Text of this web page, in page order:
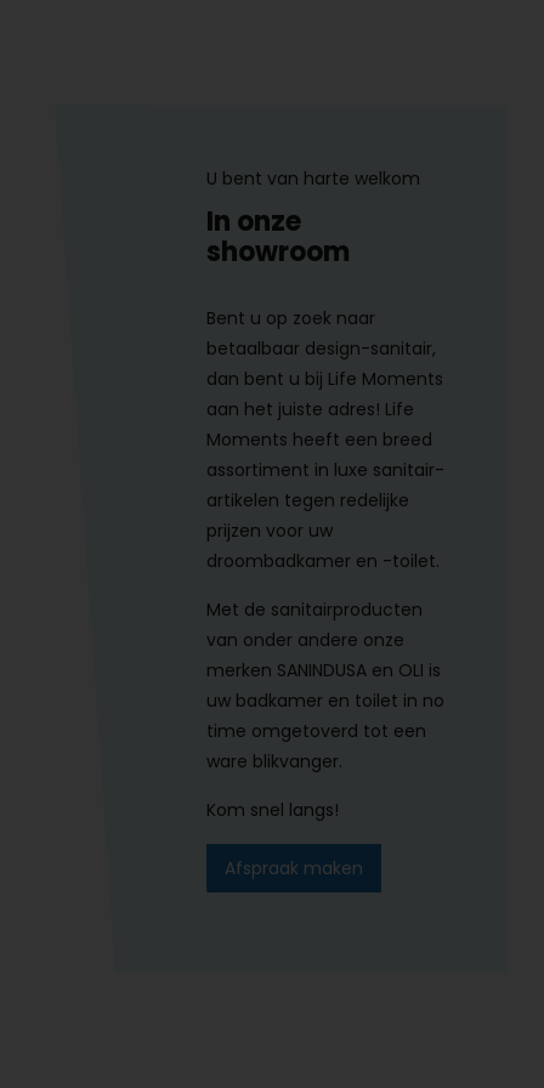
U bent van harte welkom
In onze
showroom
Bent u op zoek naar
betaalbaar design-sanitair,
dan bent u bij Life Moments
aan het juiste adres! Life
Moments heeft een breed
assortiment in luxe sanitair-
artikelen tegen redelijke
prijzen voor uw
droombadkamer en -toilet.
Met de sanitairproducten
van onder andere onze
merken SANINDUSA en OLI is
uw badkamer en toilet in no
time omgetoverd tot een
ware blikvanger.
Kom snel langs!
Afspraak maken